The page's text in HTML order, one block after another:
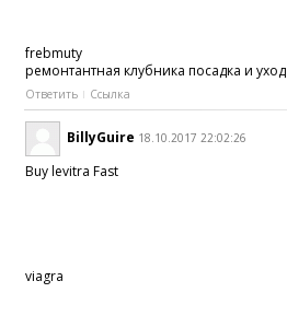
frebmuty
ремонтантная клубника посадка и уход
Ответить Ссылка
BillyGuire 18.10.2017 22:02:26
Buy levitra Fast
viagra